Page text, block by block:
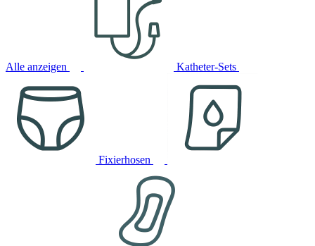
Alle anzeigen Katheter-Sets
Fixierhosen